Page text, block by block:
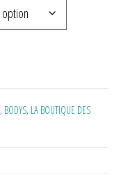
, BODYS, LA BOUTIQUE DES